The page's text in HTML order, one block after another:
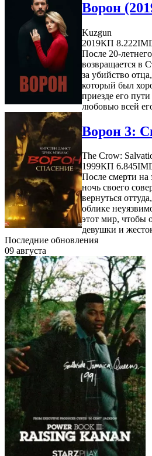
Ворон
Kuzgun
2019КП 8.222
После 20-
возвращается в
за убийство
который был
приезде его
любовью всей
Ворон 3:
The Crow:
1999КП 6.845
После смерти на
ночь своего
вернуться
облике
этот мир, чтобы
девушки и
Последние обновления
09 августа